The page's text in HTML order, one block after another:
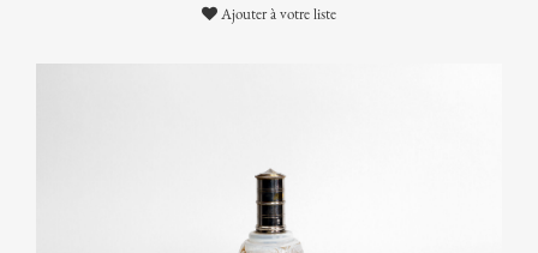
Ajouter à votre liste